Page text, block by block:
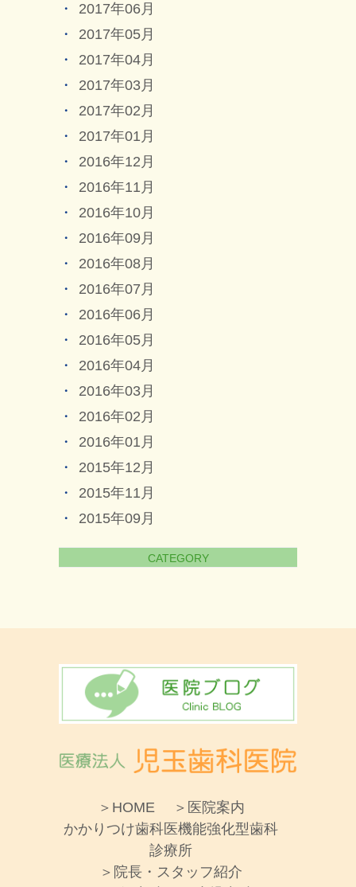
2017年06月
2017年05月
2017年04月
2017年03月
2017年02月
2017年01月
2016年12月
2016年11月
2016年10月
2016年09月
2016年08月
2016年07月
2016年06月
2016年05月
2016年04月
2016年03月
2016年02月
2016年01月
2015年12月
2015年11月
2015年09月
CATEGORY
＞HOME
＞医院案内
かかりつけ歯科医機能強化型歯科
診療所
＞院長・スタッフ紹介